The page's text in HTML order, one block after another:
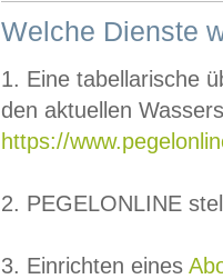
Welche Dienste
1. Eine tabellarische
den aktuellen
https://
2. PEGELONLINE
3. Einrichten eines